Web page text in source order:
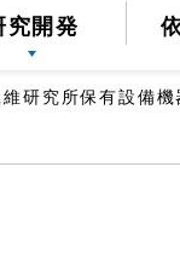
究開発
研究所保有設備機